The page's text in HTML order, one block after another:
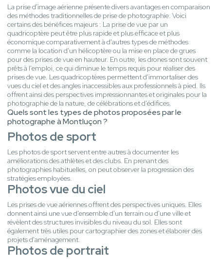
La prise d'image aérienne présente divers avantages en comparaison
des méthodes traditionnelles de prise de photographie. Voici
certains des bénéfices majeurs : La prise de vue par un
quadricoptère peut être plus rapide et plus efficace et plus
économique comparativement à d'autres types de méthodes
comme la location d'un hélicoptère ou la mise en place de grues
pour des prises de vue en hauteur. En outre, les drones sont souvent
prêts à l'emploi, ce qui diminue le temps requis pour réaliser des
prises de vue. Les quadricoptères permettent d'immortaliser des
vues du ciel et des angles inaccessibles aux professionnels à pied. Ils
offrent ainsi des perspectives impressionnantes et originales pour la
photographie de la nature, de célébrations et d'édifices.
Quels sont les types de photos proposées par le
photographe à Montluçon ?
Photos de sport
Les photos de sport servent entre autres à documenter les
améliorations des athlètes et des clubs. En prenant des
photographies habituelles, on peut observer la progression des
stratégies employées.
Photos vue du ciel
Les prises de vue aériennes offrent des perspectives uniques. Elles
donnent ainsi une vue d'ensemble d'un terrain ou d'une ville et
révèlent des structures invisibles du niveau du sol. Elles sont
également très utiles pour cartographier des zones et élaborer des
projets d'aménagement.
Photos de portrait